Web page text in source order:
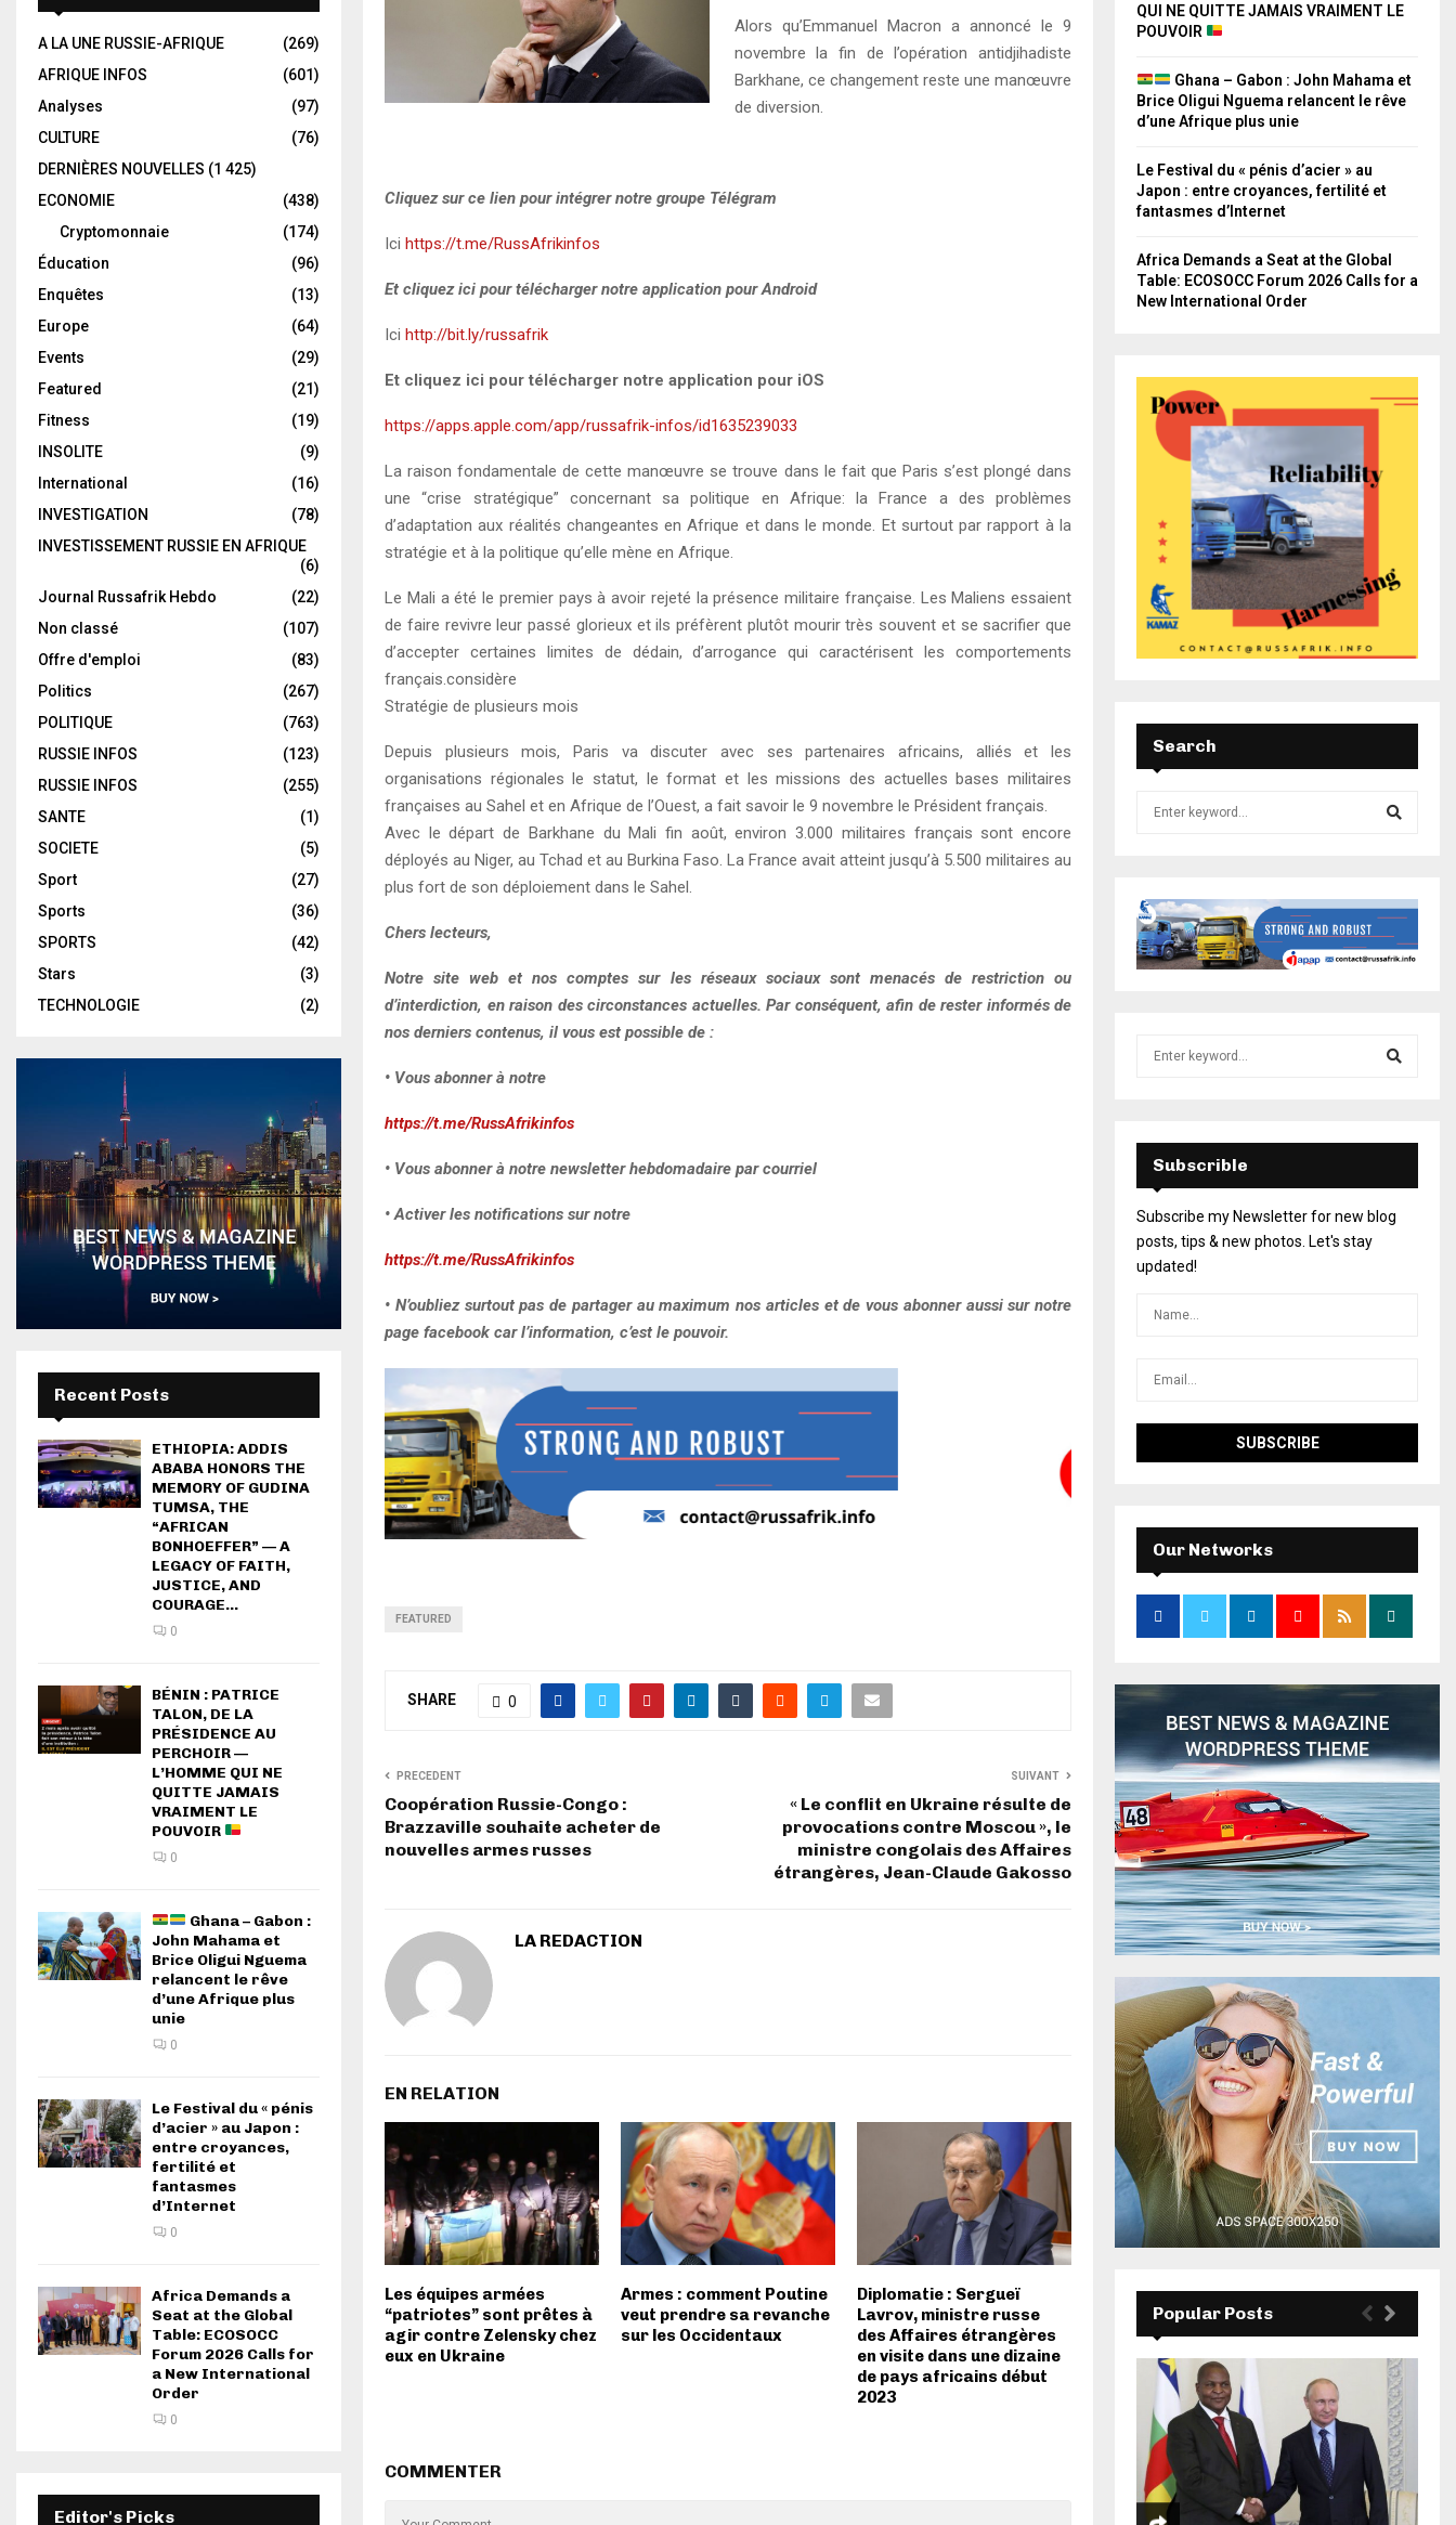
Alors qu’Emmanuel Macron a annoncé le 9
novembre la fin de l’opération antidjihadiste
Barkhane, ce changement reste une manœuvre
de diversion.
Cliquez sur ce lien pour intégrer notre groupe Télégram
Ici https://t.me/RussAfrikinfos
Et cliquez ici pour télécharger notre application pour Android
Ici http://bit.ly/russafrik
Et cliquez ici pour télécharger notre application pour iOS
https://apps.apple.com/app/russafrik-infos/id1635239033
La raison fondamentale de cette manœuvre se trouve dans le fait que Paris s’est plongé dans
une “crise stratégique” concernant sa politique en Afrique: la France a des problèmes
d’adaptation aux réalités changeantes en Afrique et dans le monde. Et surtout par rapport à la
stratégie et à la politique qu’elle mène en Afrique.
Le Mali a été le premier pays à avoir rejeté la présence militaire française. Les Maliens essaient
de faire revivre leur passé glorieux et ils préfèrent plutôt mourir très souvent et se sacrifier que
d’accepter certaines limites de dédain, d’arrogance qui caractérisent les comportements
français.considère
Stratégie de plusieurs mois
Depuis plusieurs mois, Paris va discuter avec ses partenaires africains, alliés et les
organisations régionales le statut, le format et les missions des actuelles bases militaires
françaises au Sahel et en Afrique de l’Ouest, a fait savoir le 9 novembre le Président français.
Avec le départ de Barkhane du Mali fin août, environ 3.000 militaires français sont encore
déployés au Niger, au Tchad et au Burkina Faso. La France avait atteint jusqu’à 5.500 militaires au
plus fort de son déploiement dans le Sahel.
Chers lecteurs,
Notre site web et nos comptes sur les réseaux sociaux sont menacés de restriction ou
d’interdiction, en raison des circonstances actuelles. Par conséquent, afin de rester informés de
nos derniers contenus, il vous est possible de :
• Vous abonner à notre
https://t.me/RussAfrikinfos
• Vous abonner à notre newsletter hebdomadaire par courriel
• Activer les notifications sur notre
https://t.me/RussAfrikinfos
• N’oubliez surtout pas de partager au maximum nos articles et de vous abonner aussi sur notre
page facebook car l’information, c’est le pouvoir.
FEATURED
SHARE 0
PRECEDENT
Coopération Russie-Congo :
Brazzaville souhaite acheter de
nouvelles armes russes
SUIVANT
« Le conflit en Ukraine résulte de
provocations contre Moscou », le
ministre congolais des Affaires
étrangères, Jean-Claude Gakosso
LA REDACTION
EN RELATION
Les équipes armées
“patriotes” sont prêtes à
agir contre Zelensky chez
eux en Ukraine
Armes : comment Poutine
veut prendre sa revanche
sur les Occidentaux
Diplomatie : Sergueï
Lavrov, ministre russe
des Affaires étrangères
en visite dans une dizaine
de pays africains début
2023
COMMENTER
A LA UNE RUSSIE-AFRIQUE
(269)
AFRIQUE INFOS
(601)
Analyses
(97)
CULTURE
(76)
DERNIÈRES NOUVELLES (1 425)
ECONOMIE
(438)
Cryptomonnaie
(174)
Éducation
(96)
Enquêtes
(13)
Europe
(64)
Events
(29)
Featured
(21)
Fitness
(19)
INSOLITE
(9)
International
(16)
INVESTIGATION
(78)
INVESTISSEMENT RUSSIE EN AFRIQUE
(6)
Journal Russafrik Hebdo
(22)
Non classé
(107)
Offre d'emploi
(83)
Politics
(267)
POLITIQUE
(763)
RUSSIE INFOS
(123)
RUSSIE INFOS
(255)
SANTE
(1)
SOCIETE
(5)
Sport
(27)
Sports
(36)
SPORTS
(42)
Stars
(3)
TECHNOLOGIE
(2)
Recent Posts
ETHIOPIA: ADDIS
ABABA HONORS THE
MEMORY OF GUDINA
TUMSA, THE
“AFRICAN
BONHOEFFER” — A
LEGACY OF FAITH,
JUSTICE, AND
COURAGE...
0
BÉNIN : PATRICE
TALON, DE LA
PRÉSIDENCE AU
PERCHOIR —
L’HOMME QUI NE
QUITTE JAMAIS
VRAIMENT LE
POUVOIR
0
Ghana – Gabon :
John Mahama et
Brice Oligui Nguema
relancent le rêve
d’une Afrique plus
unie
0
Le Festival du « pénis
d’acier » au Japon :
entre croyances,
fertilité et
fantasmes
d’Internet
0
Africa Demands a
Seat at the Global
Table: ECOSOCC
Forum 2026 Calls for
a New International
Order
0
Editor's Picks
QUI NE QUITTE JAMAIS VRAIMENT LE
POUVOIR
Ghana – Gabon : John Mahama et
Brice Oligui Nguema relancent le rêve
d’une Afrique plus unie
Le Festival du « pénis d’acier » au
Japon : entre croyances, fertilité et
fantasmes d’Internet
Africa Demands a Seat at the Global
Table: ECOSOCC Forum 2026 Calls for a
New International Order
Search
Subscrible
Subscribe my Newsletter for new blog
posts, tips & new photos. Let's stay
updated!
Our Networks
Popular Posts